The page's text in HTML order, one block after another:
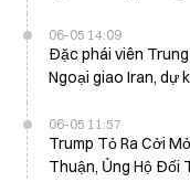
06-05 14:09
Đặc phái viên
Ngoại giao Iran, dự
06-05 11:57
Trump Tỏ Ra Cởi
Thuận, Ủng Hộ Đối